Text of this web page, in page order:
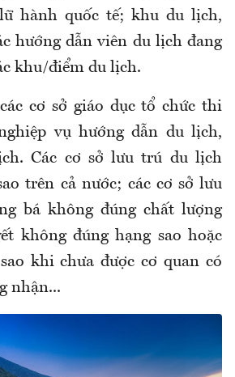
hành quốc tế; khu du lịch,
hướng dẫn viên du lịch đang
khu/điểm du lịch.
cơ sở giáo dục tổ chức thi
vụ hướng dẫn du lịch,
Các cơ sở lưu trú du lịch
trên cả nước; các cơ sở lưu
bá không đúng chất lượng
không đúng hạng sao hoặc
khi chưa được cơ quan có
nhận...